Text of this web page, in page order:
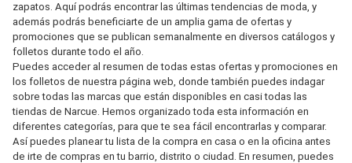
zapatos. Aquí podrás encontrar las últimas tendencias de moda, y
además podrás beneficiarte de un amplia gama de ofertas y
promociones que se publican semanalmente en diversos catálogos y
folletos durante todo el año.
Puedes acceder al resumen de todas estas ofertas y promociones en
los folletos de nuestra página web, donde también puedes indagar
sobre todas las marcas que están disponibles en casi todas las
tiendas de Narcue. Hemos organizado toda esta información en
diferentes categorías, para que te sea fácil encontrarlas y comparar.
Así puedes planear tu lista de la compra en casa o en la oficina antes
de irte de compras en tu barrio, distrito o ciudad. En resumen, puedes